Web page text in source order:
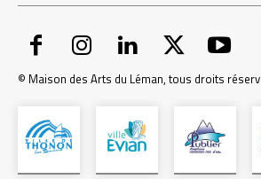
© Maison des Arts du Léman, tous droits